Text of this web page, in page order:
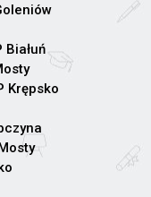
Białuń
Krępsko